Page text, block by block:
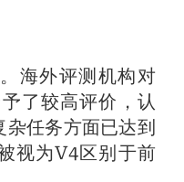
海外评测机构对
了较高评价，认
任务方面已达到
视为V4区别于前